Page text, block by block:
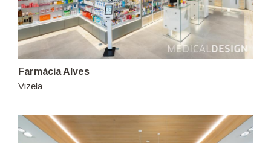
Farmácia Alves
Vizela